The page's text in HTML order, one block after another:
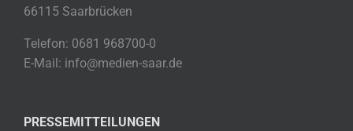
66115 Saarbrücken
Telefon: 0681 968700-0
E-Mail: info@medien-saar.de
PRESSEMITTEILUNGEN